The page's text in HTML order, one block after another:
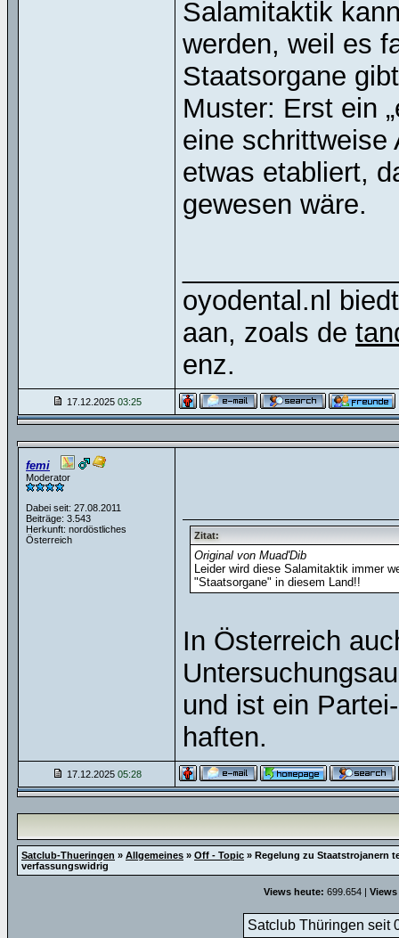
Salamitaktik
werden, weil es
Staatsorgane
Muster: Erst ein
eine schrittweise
etwas etabliert,
gewesen wäre.
oyodental.nl
aan, zoals de
enz.
17.12.2025 03:25
femi
Moderator
Dabei seit: 27.08.2011
Beiträge: 3.543
Herkunft: nordöstliches
Österreich
Zitat:
Original von Muad'Dib
Leider wird diese Salamitaktik immer
"Staatsorgane" in diesem Land!!
In Österreich
und ist ein
haften.
17.12.2025 05:28
Satclub-Thueringen » Allgemeines » Off - Topic » Regelung zu Staatstrojanern
verfassungswidrig
Views heute: 699.654 |
Satclub Thüringen seit